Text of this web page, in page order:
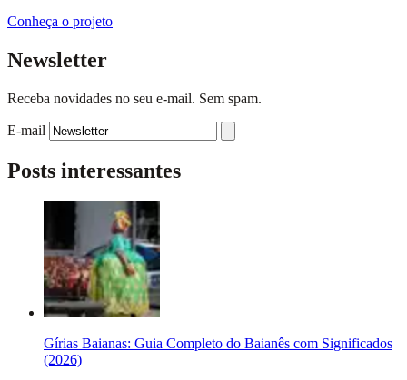
Conheça o projeto
Newsletter
Receba novidades no seu e-mail. Sem spam.
E-mail
Posts interessantes
Gírias Baianas: Guia Completo do Baianês com Significados
(2026)